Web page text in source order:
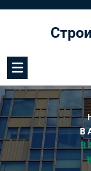
содержимому